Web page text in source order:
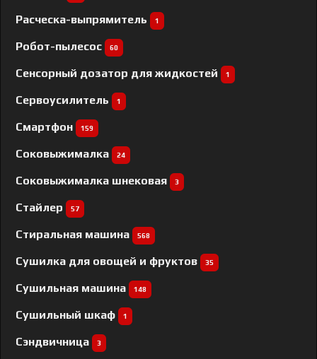
Расческа-выпрямитель 1
Робот-пылесос 60
Сенсорный дозатор для жидкостей 1
Сервоусилитель 1
Смартфон 159
Соковыжималка 24
Соковыжималка шнековая 3
Стайлер 57
Стиральная машина 568
Сушилка для овощей и фруктов 35
Сушильная машина 148
Сушильный шкаф 1
Сэндвичница 3